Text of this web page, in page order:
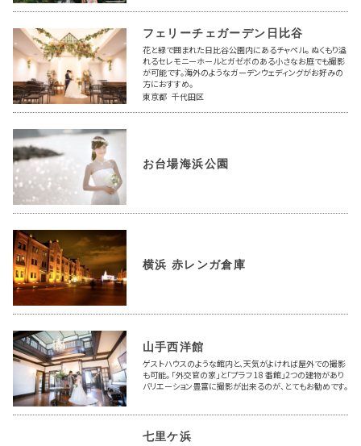
フェリーチェガーデン日比谷
花と緑で囲まれた日比谷公園内にあるチャペル。 ぬくもり溢
れるセレモニーホールとガゼボのある小さなお庭でも撮影
が可能です。海外のようなガーデンウェディングがお好みの
方におすすめ。
東京都 千代田区
お台場海浜公園
横浜 赤レンガ倉庫
山手西洋館
ゲストハウスのような館内と、天気がよければ屋外での撮影
も可能。 「外交官の家」と「プラフ 18 番館」2つの建物があり
バリエーション豊富に撮影が出来るのが、とてもお勧めです。
七里ケ浜